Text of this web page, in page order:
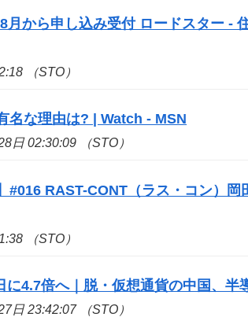
月から申し込み受付 ロードスター -
（STO）
名な理由は? | Watch - MSN
日 02:30:09 （STO）
#016 RAST-CONT（ラス・コン）
（STO）
に4.7倍へ｜脱・仮想通貨の中国、半
日 23:42:07 （STO）